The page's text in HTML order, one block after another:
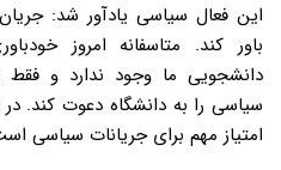
این فعال سیاسی یادآور شد:
باور کند. متاسفانه امروز
دانشجویی ما وجود ندارد و
سیاسی را به دانشگاه دعوت کند.
امتیاز مهم برای جریانات سیاسی